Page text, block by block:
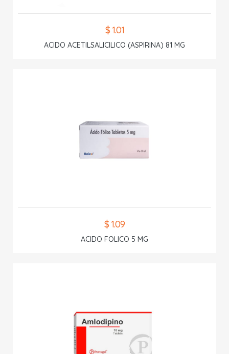
$ 1.01
ACIDO ACETILSALICILICO (ASPIRINA) 81 MG
$ 1.09
ACIDO FOLICO 5 MG